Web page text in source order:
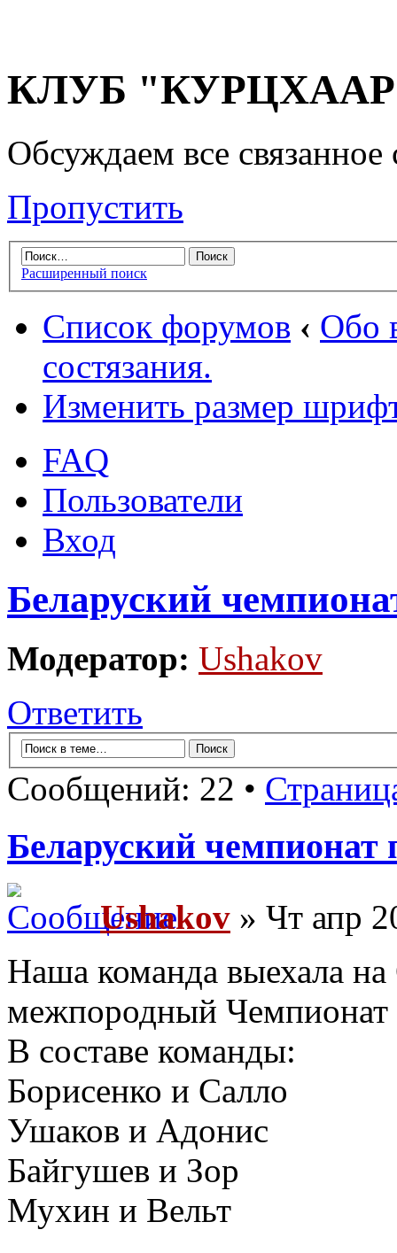
КЛУБ "КУРЦХААР"
Обсуждаем все
Пропустить
Расширенный поиск
Список форумов ‹ Обо
состязания.
Изменить размер
FAQ
Пользователи
Вход
Беларуский
Модератор: Ushakov
Ответить
Сообщений: 22 •
Беларуский чемпионат
Ushakov » Чт апр
Наша команда выехала
межпородный Чемпионат
В составе команды:
Борисенко и Салло
Ушаков и Адонис
Байгушев и Зор
Мухин и Вельт